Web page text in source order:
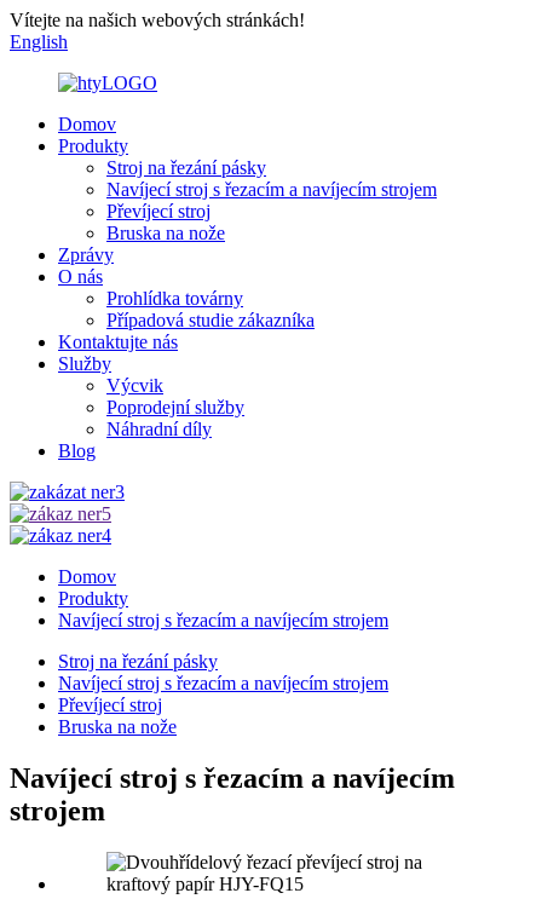
Vítejte na našich webových stránkách!
English
Domov
Produkty
Stroj na řezání pásky
Navíjecí stroj s řezacím a navíjecím strojem
Převíjecí stroj
Bruska na nože
Zprávy
O nás
Prohlídka továrny
Případová studie zákazníka
Kontaktujte nás
Služby
Výcvik
Poprodejní služby
Náhradní díly
Blog
Domov
Produkty
Navíjecí stroj s řezacím a navíjecím strojem
Stroj na řezání pásky
Navíjecí stroj s řezacím a navíjecím strojem
Převíjecí stroj
Bruska na nože
Navíjecí stroj s řezacím a navíjecím
strojem